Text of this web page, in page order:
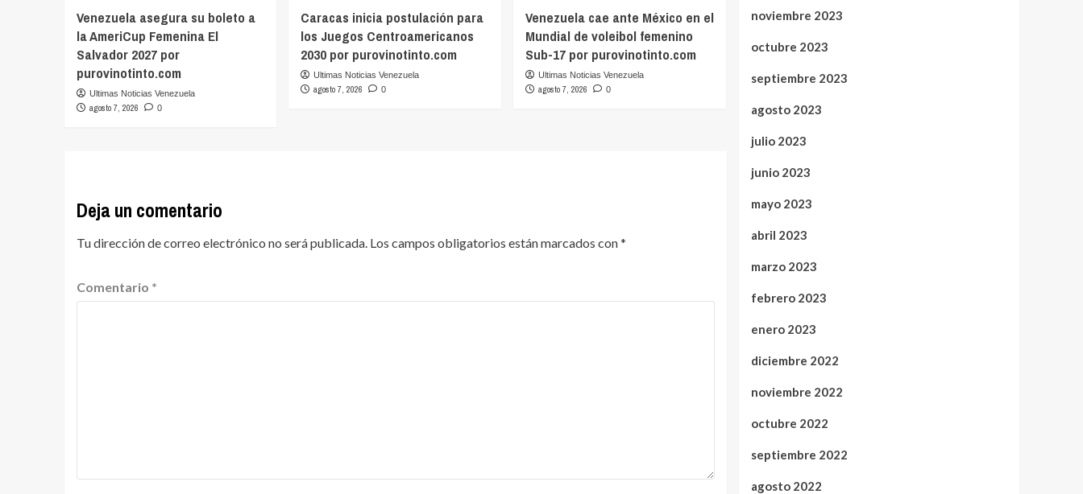
Venezuela asegura su boleto a
la AmeriCup Femenina El
Salvador 2027 por
purovinotinto.com
Ultimas Noticias Venezuela
agosto 7, 2026 0
Caracas inicia postulación para
los Juegos Centroamericanos
2030 por purovinotinto.com
Ultimas Noticias Venezuela
agosto 7, 2026 0
Venezuela cae ante México en el
Mundial de voleibol femenino
Sub-17 por purovinotinto.com
Ultimas Noticias Venezuela
agosto 7, 2026 0
Deja un comentario
Tu dirección de correo electrónico no será publicada. Los campos obligatorios están marcados con*
Comentario *
noviembre 2023
octubre 2023
septiembre 2023
agosto 2023
julio 2023
junio 2023
mayo 2023
abril 2023
marzo 2023
febrero 2023
enero 2023
diciembre 2022
noviembre 2022
octubre 2022
septiembre 2022
agosto 2022